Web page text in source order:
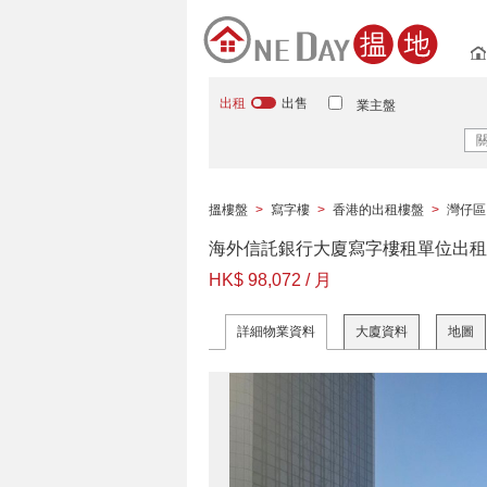
出租 出售 業主盤
搵樓盤 > 寫字樓 > 香港的出租樓盤 > 灣仔區
海外信託銀行大廈寫字樓租單位出租
HK$ 98,072 / 月
詳細物業資料 大廈資料 地圖